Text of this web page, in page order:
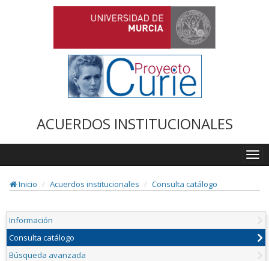
ACUERDOS INSTITUCIONALES
Inicio
Acuerdos institucionales Consulta catálogo
Información
Consulta catálogo
Búsqueda avanzada